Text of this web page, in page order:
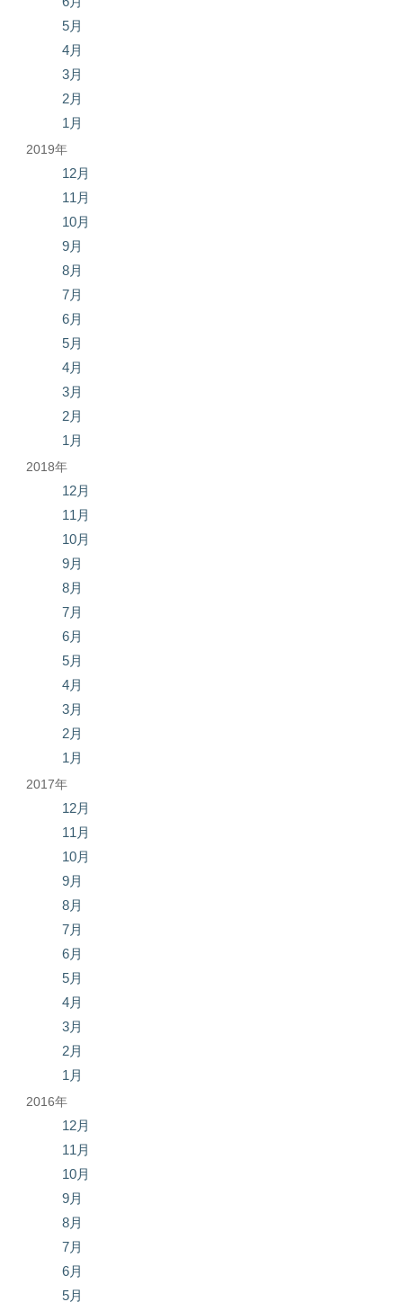
5月
4月
3月
2月
1月
2019年
12月
11月
10月
9月
8月
7月
6月
5月
4月
3月
2月
1月
2018年
12月
11月
10月
9月
8月
7月
6月
5月
4月
3月
2月
1月
2017年
12月
11月
10月
9月
8月
7月
6月
5月
4月
3月
2月
1月
2016年
12月
11月
10月
9月
8月
7月
6月
5月